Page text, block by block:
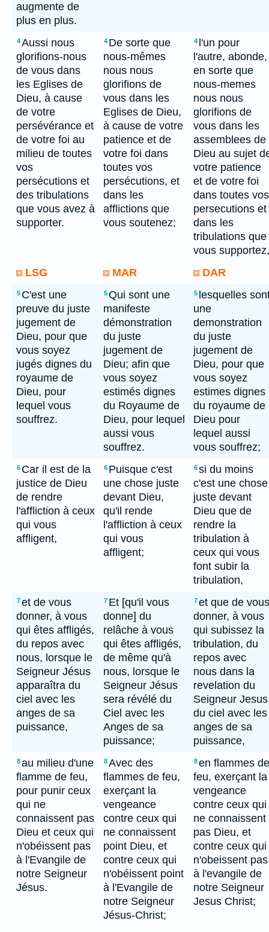
augmente de
plus en plus.
4Aussi nous
glorifions-nous
de vous dans
les Eglises de
Dieu, à cause
de votre
persévérance et
de votre foi au
milieu de toutes
vos
persécutions et
des tribulations
que vous avez à
supporter.
4 De sorte que
nous-mêmes
nous nous
glorifions de
vous dans les
Eglises de Dieu,
à cause de votre
patience et de
votre foi dans
toutes vos
persécutions, et
dans les
afflictions que
vous soutenez;
4 l'un pour
l'autre, abonde,
en sorte que
nous-memes
nous nous
glorifions de
vous dans les
assemblees de
Dieu au sujet
votre patience
et de votre foi
dans toutes vos
persecutions et
dans les
tribulations que
vous supportez,
LSG
MAR DAR
5 C'est une
preuve du juste
jugement de
Dieu, pour que
vous soyez
jugés dignes du
royaume de
Dieu, pour
lequel vous
souffrez.
5Qui sont une
manifeste
démonstration
du juste
jugement de
Dieu; afin que
vous soyez
estimés dignes
du Royaume de
Dieu, pour lequel
aussi vous
souffrez.
5 lesquelles
une
demonstration
du juste
jugement de
Dieu, pour que
vous soyez
estimes dignes
du royaume de
Dieu pour
lequel aussi
vous souffrez;
6 Car il est de la
justice de Dieu
de rendre
l'affliction à ceux
qui vous
affligent,
6 Puisque c'est
une chose juste
devant Dieu,
qu'il rende
l'affliction à ceux
qui vous
affligent;
6si du moins
c'est une chose
juste devant
Dieu que de
rendre la
tribulation à
ceux qui vous
font subir la
tribulation,
7et de vous
donner, à vous
qui êtes affligés,
du repos avec
nous, lorsque le
Seigneur Jésus
apparaîtra du
ciel avec les
anges de sa
puissance,
7 Et [qu'il vous
donne] du
relâche à vous
qui êtes affligés,
de même qu'à
nous, lorsque le
Seigneur Jésus
sera révélé du
Ciel avec les
Anges de sa
puissance;
7et que de vous
donner, à vous
qui subissez la
tribulation, du
repos avec
nous dans la
revelation du
Seigneur Jesus
du ciel avec les
anges de sa
puissance,
8au milieu d'une
flamme de feu,
pour punir ceux
qui ne
connaissent pas
Dieu et ceux qui
n'obéissent pas
à l'Evangile de
notre Seigneur
Jésus.
8Avec des
flammes de feu,
exerçant la
vengeance
contre ceux qui
ne connaissent
point Dieu, et
contre ceux qui
n'obéissent point
à l'Evangile de
notre Seigneur
Jésus-Christ;
8en flammes de
feu, exerçant la
vengeance
contre ceux qui
ne connaissent
pas Dieu, et
contre ceux qui
n'obeissent pas
à l'evangile de
notre Seigneur
Jesus Christ;